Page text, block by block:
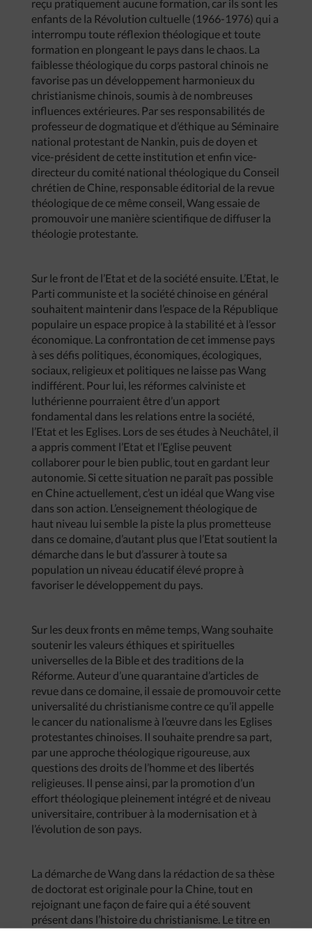
reçu pratiquement aucune formation, car ils sont les
enfants de la Révolution cultuelle (1966-1976) qui a
interrompu toute réflexion théologique et toute
formation en plongeant le pays dans le chaos. La
faiblesse théologique du corps pastoral chinois ne
favorise pas un développement harmonieux du
christianisme chinois, soumis à de nombreuses
influences extérieures. Par ses responsabilités de
professeur de dogmatique et d’éthique au Séminaire
national protestant de Nankin, puis de doyen et
vice-président de cette institution et enfin vice-
directeur du comité national théologique du Conseil
chrétien de Chine, responsable éditorial de la revue
théologique de ce même conseil, Wang essaie de
promouvoir une manière scientifique de diffuser la
théologie protestante.
Sur le front de l’Etat et de la société ensuite. L’Etat, le
Parti communiste et la société chinoise en général
souhaitent maintenir dans l’espace de la République
populaire un espace propice à la stabilité et à l’essor
économique. La confrontation de cet immense pays
à ses défis politiques, économiques, écologiques,
sociaux, religieux et politiques ne laisse pas Wang
indifférent. Pour lui, les réformes calviniste et
luthérienne pourraient être d’un apport
fondamental dans les relations entre la société,
l’Etat et les Eglises. Lors de ses études à Neuchâtel, il
a appris comment l’Etat et l’Eglise peuvent
collaborer pour le bien public, tout en gardant leur
autonomie. Si cette situation ne paraît pas possible
en Chine actuellement, c’est un idéal que Wang vise
dans son action. L’enseignement théologique de
haut niveau lui semble la piste la plus prometteuse
dans ce domaine, d’autant plus que l’Etat soutient la
démarche dans le but d’assurer à toute sa
population un niveau éducatif élevé propre à
favoriser le développement du pays.
Sur les deux fronts en même temps, Wang souhaite
soutenir les valeurs éthiques et spirituelles
universelles de la Bible et des traditions de la
Réforme. Auteur d’une quarantaine d’articles de
revue dans ce domaine, il essaie de promouvoir cette
universalité du christianisme contre ce qu’il appelle
le cancer du nationalisme à l’œuvre dans les Eglises
protestantes chinoises. Il souhaite prendre sa part,
par une approche théologique rigoureuse, aux
questions des droits de l’homme et des libertés
religieuses. Il pense ainsi, par la promotion d’un
effort théologique pleinement intégré et de niveau
universitaire, contribuer à la modernisation et à
l’évolution de son pays.
La démarche de Wang dans la rédaction de sa thèse
de doctorat est originale pour la Chine, tout en
rejoignant une façon de faire qui a été souvent
présent dans l’histoire du christianisme. Le titre en